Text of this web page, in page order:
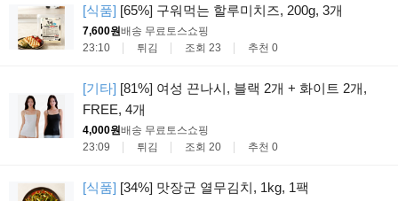
[식품] [65%] 구워먹는 할루미치즈, 200g, 3개
7,600원배송 무료토스쇼핑
23:10
튀김 조회 23 추천 0
[기타] [81%] 여성 끈나시, 블랙 2개 + 화이트 2개,
FREE, 4개
4,000원배송 무료토스쇼핑
23:09
튀김 조회 20 추천 0
[식품] [34%] 맛장군 열무김치, 1kg, 1팩